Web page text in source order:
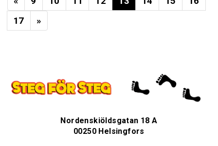
17
»
Nordenskiöldsgatan 18 A
00250 Helsingfors